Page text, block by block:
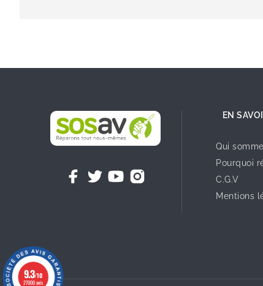
EN
Qui
Pourquoi
C.G.V
Mentions
9.3/10
27000 avis